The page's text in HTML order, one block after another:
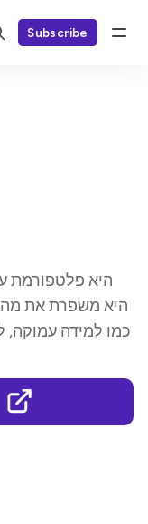
Subscribe
היא משפרת את
כמו למידה עמוקה,